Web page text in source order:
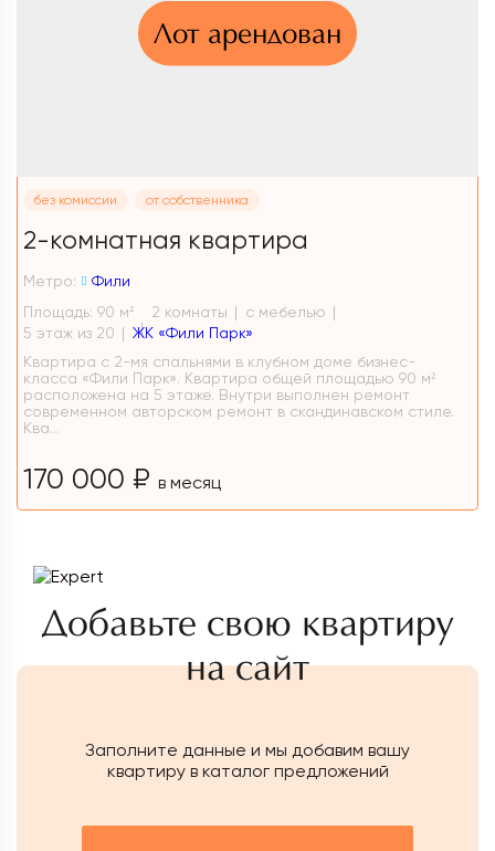
Лот арендован
без комиссии от собственника
2-комнатная квартира
Метро:
Фили
Площадь: 90 м 2 2 комнаты
с мебелью
5 этаж из 20
ЖК «Фили Парк»
Квартира с 2-мя спальнями в клубном доме бизнес-
класса «Фили Парк». Квартира общей площадью 90 м²
расположена на 5 этаже. Внутри выполнен ремонт
современном авторском ремонт в скандинавском стиле.
Ква...
170 000 ₽ в месяц
Добавьте свою квартиру
на сайт
Заполните данные и мы добавим вашу
квартиру в каталог предложений